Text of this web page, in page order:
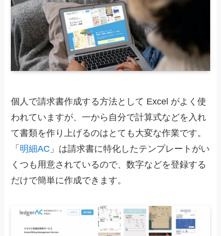
個人で請求書作成する方法として Excel がよく使
われていますが、一から自分で計算式などを入れ
て書類を作り上げるのはとても大変な作業です。
「 明細AC 」は請求書に特化したテンプレートがい
くつも用意されているので、数字などを登録する
だけで簡単に作成できます。